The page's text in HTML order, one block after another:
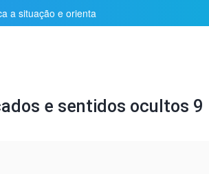
e sentidos ocultos 9
a situação e orienta